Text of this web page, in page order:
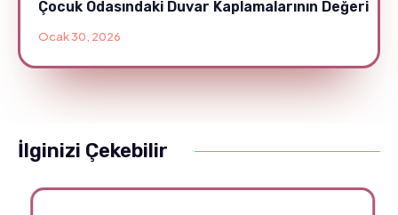
Çocuk Odasındaki Duvar Kaplamalarının Değeri
Ocak 30, 2026
İlginizi Çekebilir